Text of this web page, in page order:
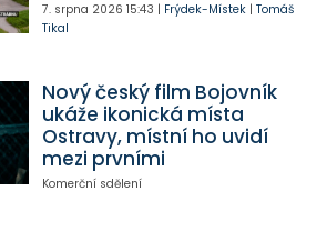
7. srpna 2026 15:43 | Frýdek-Místek| Tomáš
Tikal
Nový český film Bojovník
ukáže ikonická místa
Ostravy, místní ho uvidí
mezi prvními
Komerční sdělení